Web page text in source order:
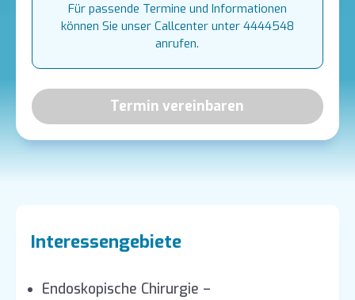
Für passende Termine und Informationen
können Sie unser Callcenter unter 4444548
anrufen.
Termin vereinbaren
Interessengebiete
Endoskopische Chirurgie –